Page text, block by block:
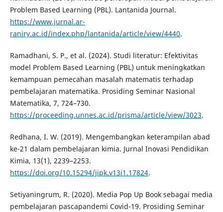
Problem Based Learning (PBL). Lantanida Journal.
https://www.jurnal.ar-
raniry.ac.id/index.php/lantanida/article/view/4440.
Ramadhani, S. P., et al. (2024). Studi literatur: Efektivitas
model Problem Based Learning (PBL) untuk meningkatkan
kemampuan pemecahan masalah matematis terhadap
pembelajaran matematika. Prosiding Seminar Nasional
Matematika, 7, 724–730.
https://proceeding.unnes.ac.id/prisma/article/view/3023.
Redhana, I. W. (2019). Mengembangkan keterampilan abad
ke-21 dalam pembelajaran kimia. Jurnal Inovasi Pendidikan
Kimia, 13(1), 2239–2253.
https://doi.org/10.15294/jipk.v13i1.17824.
Setiyaningrum, R. (2020). Media Pop Up Book sebagai media
pembelajaran pascapandemi Covid-19. Prosiding Seminar